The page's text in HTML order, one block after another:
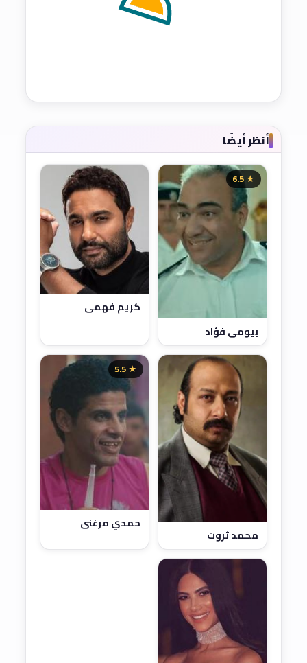
أنظر أيضًا
★ 6.5
بيومي فؤاد
كريم فهمي
محمد ثروت
★ 5.5
حمدي مرغني